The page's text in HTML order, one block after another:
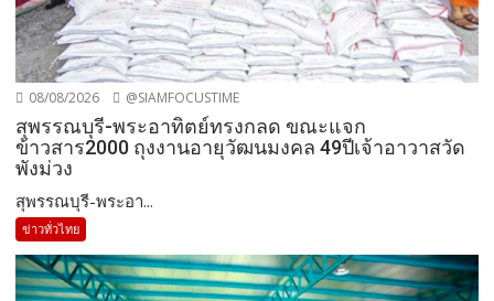
08/08/2026 @SIAMFOCUSTIME
สุพรรณบุรี-พระอาทิตย์ทรงกลด ขณะแจก
ข้าวสาร2000 ถุงงานอายุวัฒนมงคล 49ปีเจ้าอาวาสวัด
พังม่วง
สุพรรณบุรี-พระอา...
ข่าวทั่วไทย